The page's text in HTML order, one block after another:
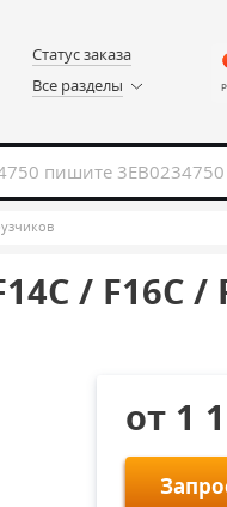
Статус заказа
Все разделы
/ F16C /
от 1